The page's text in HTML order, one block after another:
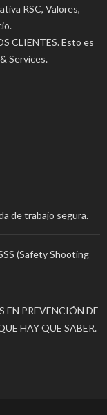
RSC, Valores,
CLIENTES. Esto es
Services.
de trabajo segura.
(Safety Shooting
EN PREVENCIÓN DE
HAY QUE SABER.